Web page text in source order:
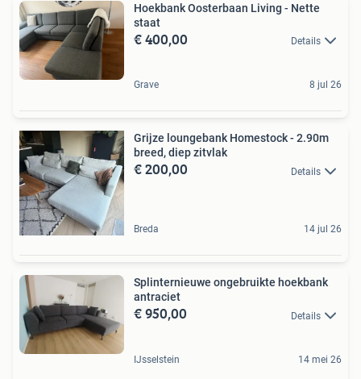
Hoekbank Oosterbaan Living - Nette
staat
€ 400,00 Details
Grave 8 jul 26
Grijze loungebank Homestock - 2.90m
breed, diep zitvlak
€ 200,00 Details
Breda 14 jul 26
Splinternieuwe ongebruikte hoekbank
antraciet
€ 950,00 Details
IJsselstein 14 mei 26